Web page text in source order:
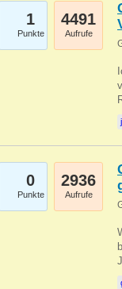
1
Punkte
4491
Aufrufe
0
Punkte
2936
Aufrufe